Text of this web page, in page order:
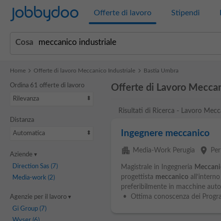
Jobbydoo Offerte di lavoro Stipendi
Cosa
Home Offerte di lavoro Meccanico Industriale Bastia Umbra
Ordina 61 offerte di lavoro
Rilevanza
Distanza
Automatica
Aziende
Direction Sas (7)
Media-work (2)
Agenzie per il lavoro
Gi Group(7)
Offerte di Lavoro
Risultati di Ricerca - Lavoro
Ingegnere meccanico
apartment Media-Work Perugia place
Magistrale in Ingegneria
progettista meccanico
preferibilmente in macchine
• Ottima conoscenza dei